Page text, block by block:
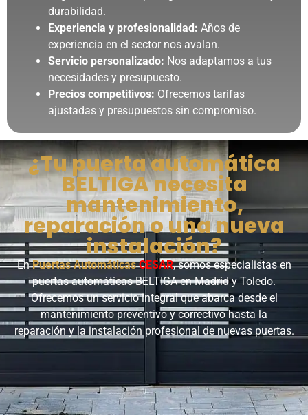
durabilidad.
Experiencia y profesionalidad: Años de
experiencia en el sector nos avalan.
Servicio personalizado: Nos adaptamos a tus
necesidades y presupuesto.
Precios competitivos: Ofrecemos tarifas
ajustadas y presupuestos sin compromiso.
¿Tu puerta automática
BELTIGA necesita
mantenimiento,
reparación o una nueva
instalación?
EnPuertas Automáticas CESAR, somos especialistas en
puertas automáticas BELTIGA en Madrid y Toledo.
Ofrecemos un servicio integral que abarca desde el
mantenimiento preventivo y correctivo hasta la
reparación y la instalación profesional de nuevas puertas.